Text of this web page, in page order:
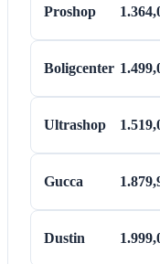
Proshop
Boligcenter
Ultrashop
Gucca
Dustin